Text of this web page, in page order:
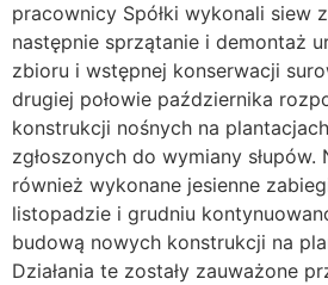
pracownicy Spółki wykonali siew
następnie sprzątanie i demontaż
zbioru i wstępnej konserwacji
drugiej połowie października
konstrukcji nośnych na
zgłoszonych do wymiany słupów.
również wykonane jesienne
listopadzie i grudniu
budową nowych konstrukcji na
Działania te zostały zauważone